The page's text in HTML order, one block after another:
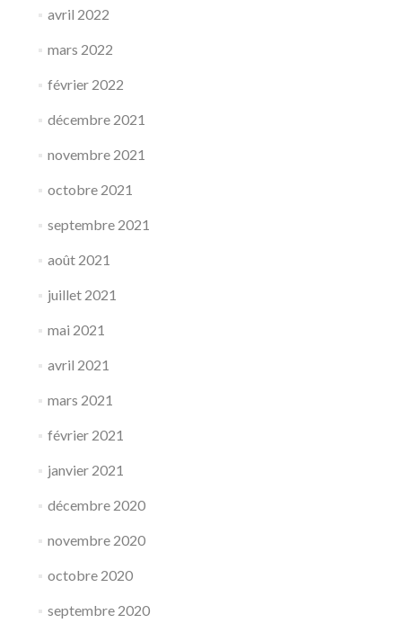
avril 2022
mars 2022
février 2022
décembre 2021
novembre 2021
octobre 2021
septembre 2021
août 2021
juillet 2021
mai 2021
avril 2021
mars 2021
février 2021
janvier 2021
décembre 2020
novembre 2020
octobre 2020
septembre 2020